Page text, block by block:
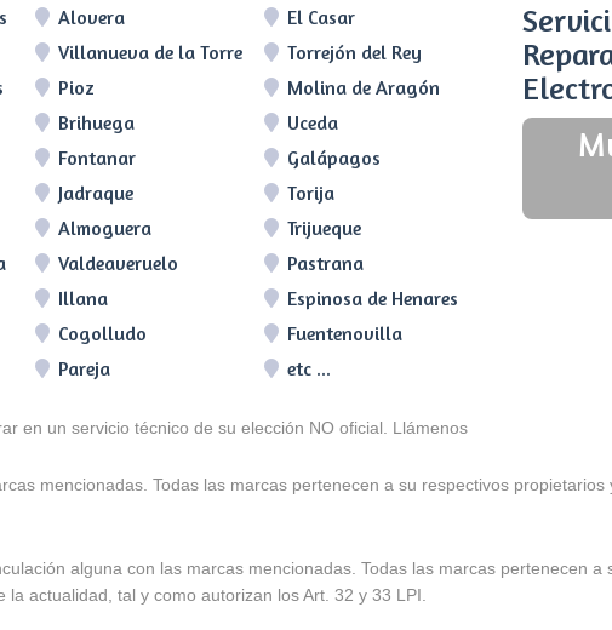
Alovera
El Casar
Villanueva de la Torre
Torrejón del Rey
Pioz
Molina de Aragón
Brihuega
Uceda
Fontanar
Galápagos
Jadraque
Torija
Almoguera
Trijueque
Valdeaveruelo
Pastrana
Illana
Espinosa de Henares
Cogolludo
Fuentenovilla
Pareja etc ...
en un servicio técnico de su elección NO oficial. Llámenos
mencionadas. Todas las marcas pertenecen a su respectivos
alguna con las marcas mencionadas. Todas las marcas pertenecen
actualidad, tal y como autorizan los Art. 32 y 33 LPI.